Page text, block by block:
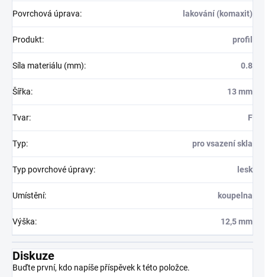
Povrchová úprava: lakování (komaxit)
Produkt: profil
Síla materiálu (mm): 0.8
Šířka: 13 mm
Tvar: F
Typ: pro vsazení skla
Typ povrchové úpravy: lesk
Umístění: koupelna
Výška: 12,5 mm
Diskuze
Buďte první, kdo napíše příspěvek k této položce.